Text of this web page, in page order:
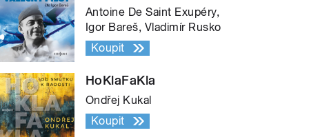
Antoine De Saint Exupéry,
Igor Bareš, Vladimír Rusko
Koupit
HoKlaFaKla
Ondřej Kukal
Koupit